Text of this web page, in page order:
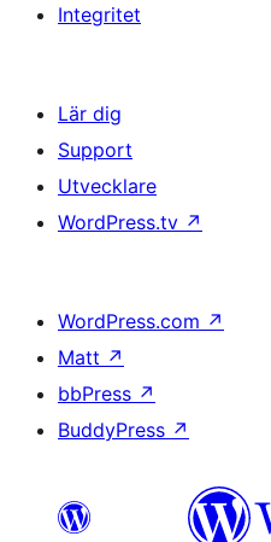
Integritet
Lär dig
Support
Utvecklare
WordPress.tv ↗
WordPress.com ↗
Matt ↗
bbPress ↗
BuddyPress ↗